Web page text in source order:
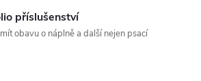
příslušenství
obavu o náplně a další nejen psací